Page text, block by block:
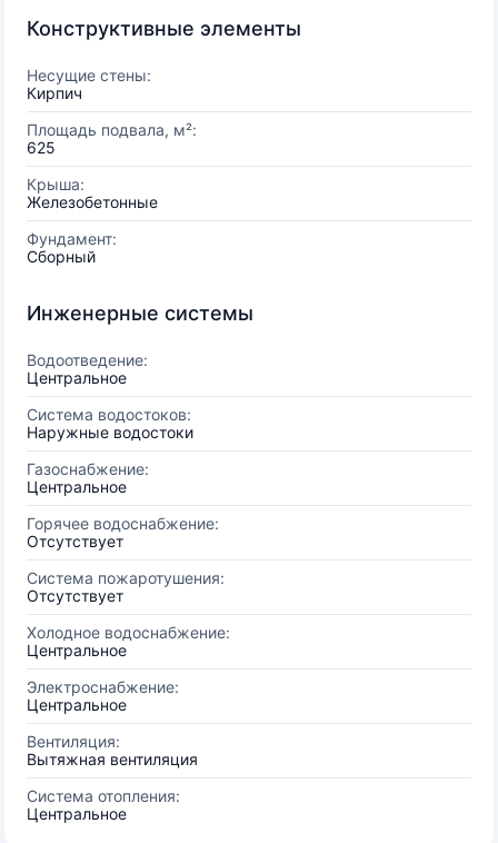
Конструктивные элементы
Несущие стены:
Кирпич
Площадь подвала, м²:
625
Крыша:
Железобетонные
Фундамент:
Сборный
Инженерные системы
Водоотведение:
Центральное
Система водостоков:
Наружные водостоки
Газоснабжение:
Центральное
Горячее водоснабжение:
Отсутствует
Система пожаротушения:
Отсутствует
Холодное водоснабжение:
Центральное
Электроснабжение:
Центральное
Вентиляция:
Вытяжная вентиляция
Система отопления:
Центральное